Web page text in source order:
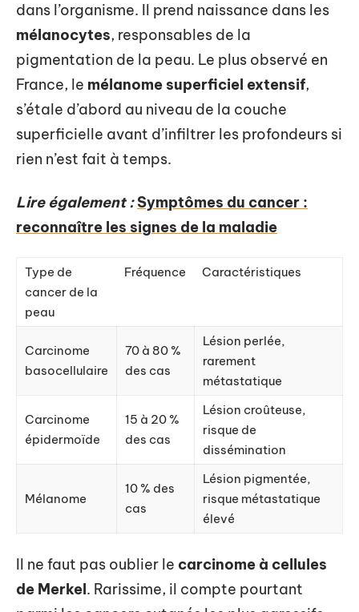
dans l’organisme. Il prend naissance dans les
mélanocytes, responsables de la
pigmentation de la peau. Le plus observé en
France, le mélanome superficiel extensif,
s’étale d’abord au niveau de la couche
superficielle avant d’infiltrer les profondeurs si
rien n’est fait à temps.
Lire également : Symptômes du cancer :
reconnaître les signes de la maladie
Type de
cancer de la
peau
Fréquence Caractéristiques
Carcinome
basocellulaire
70 à 80 %
des cas
Lésion perlée,
rarement
métastatique
Carcinome
épidermoïde
15 à 20 %
des cas
Lésion croûteuse,
risque de
dissémination
Mélanome
10 % des
cas
Lésion pigmentée,
risque métastatique
élevé
Il ne faut pas oublier le carcinome à cellules
de Merkel. Rarissime, il compte pourtant